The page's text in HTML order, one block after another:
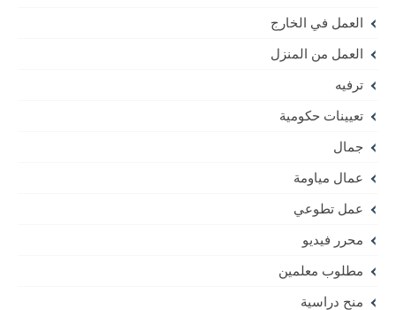
العمل في الخارج
العمل من المنزل
ترفيه
تعيينات حكومية
جمال
عمال مياومة
عمل تطوعي
محرر فيديو
مطلوب معلمين
منح دراسية